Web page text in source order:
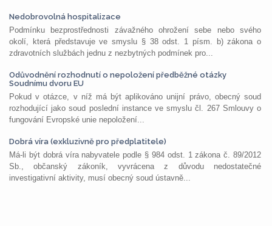
Nedobrovolná hospitalizace
Podmínku bezprostřednosti závažného ohrožení sebe nebo svého
okolí, která představuje ve smyslu § 38 odst. 1 písm. b) zákona o
zdravotních službách jednu z nezbytných podmínek pro...
Odůvodnění rozhodnutí o nepoložení předběžné otázky
Soudnímu dvoru EU
Pokud v otázce, v níž má být aplikováno unijní právo, obecný soud
rozhodující jako soud poslední instance ve smyslu čl. 267 Smlouvy o
fungování Evropské unie nepoložení...
Dobrá víra (exkluzivně pro předplatitele)
Má-li být dobrá víra nabyvatele podle § 984 odst. 1 zákona č. 89/2012
Sb., občanský zákoník, vyvrácena z důvodu nedostatečné
investigativní aktivity, musí obecný soud ústavně...